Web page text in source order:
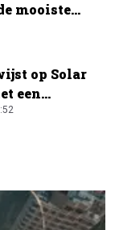
mooiste
op Solar
een